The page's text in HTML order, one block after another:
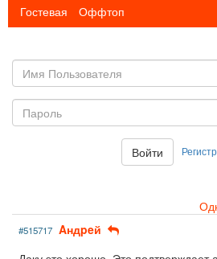
Гостевая Оффтоп
Войти
#515717 Aндpeй